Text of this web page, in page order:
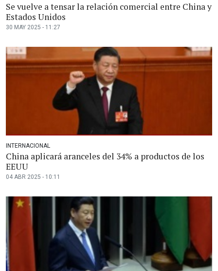
Se vuelve a tensar la relación comercial entre China y
Estados Unidos
30 MAY 2025 - 11:27
INTERNACIONAL
China aplicará aranceles del 34% a productos de los
EEUU
04 ABR 2025 - 10:11